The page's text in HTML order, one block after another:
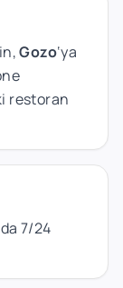
Gozo‘ya
restoran
7/24